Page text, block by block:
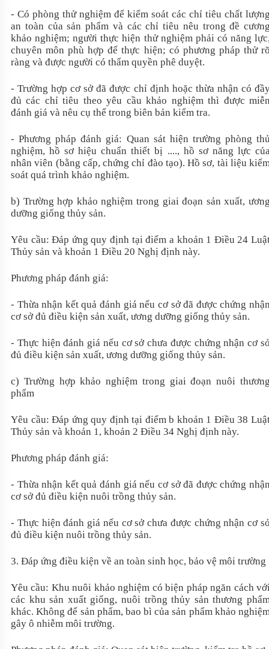
- Có phòng thử nghiệm để kiểm soát các chỉ tiêu chất
an toàn của sản phẩm và các chỉ tiêu nêu trong đề
khảo nghiệm; người thực hiện thử nghiệm phải có năng
chuyên môn phù hợp để thực hiện; có phương pháp thử
ràng và được người có thẩm quyền phê duyệt.
- Trường hợp cơ sở đã được chỉ định hoặc thừa nhận có
đủ các chỉ tiêu theo yêu cầu khảo nghiệm thì được
đánh giá và nêu cụ thể trong biên bản kiểm tra.
- Phương pháp đánh giá: Quan sát hiện trường phòng
nghiệm, hồ sơ hiệu chuẩn thiết bị ...., hồ sơ năng lực
nhân viên (bằng cấp, chứng chỉ đào tạo). Hồ sơ, tài liệu
soát quá trình khảo nghiệm.
b) Trường hợp khảo nghiệm trong giai đoạn sản xuất,
dưỡng giống thủy sản.
Yêu cầu: Đáp ứng quy định tại điểm a khoản 1 Điều 24
Thủy sản và khoản 1 Điều 20 Nghị định này.
Phương pháp đánh giá:
- Thừa nhận kết quả đánh giá nếu cơ sở đã được chứng
cơ sở đủ điều kiện sản xuất, ương dưỡng giống thủy sản.
- Thực hiện đánh giá nếu cơ sở chưa được chứng nhận cơ
đủ điều kiện sản xuất, ương dưỡng giống thủy sản.
c) Trường hợp khảo nghiệm trong giai đoạn nuôi
phẩm
Yêu cầu: Đáp ứng quy định tại điểm b khoản 1 Điều 38
Thủy sản và khoản 1, khoản 2 Điều 34 Nghị định này.
Phương pháp đánh giá:
- Thừa nhận kết quả đánh giá nếu cơ sở đã được chứng
cơ sở đủ điều kiện nuôi trồng thủy sản.
- Thực hiện đánh giá nếu cơ sở chưa được chứng nhận cơ
đủ điều kiện nuôi trồng thủy sản.
3. Đáp ứng điều kiện về an toàn sinh học, bảo vệ môi trường
Yêu cầu: Khu nuôi khảo nghiệm có biện pháp ngăn cách
các khu sản xuất giống, nuôi trồng thủy sản thương
khác. Không để sản phẩm, bao bì của sản phẩm khảo
gây ô nhiễm môi trường.